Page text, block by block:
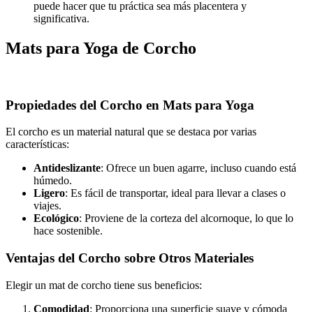
puede hacer que tu práctica sea más placentera y
significativa.
Mats para Yoga de Corcho
Propiedades del Corcho en Mats para Yoga
El corcho es un material natural que se destaca por varias
características:
Antideslizante: Ofrece un buen agarre, incluso cuando está
húmedo.
Ligero: Es fácil de transportar, ideal para llevar a clases o
viajes.
Ecológico: Proviene de la corteza del alcornoque, lo que lo
hace sostenible.
Ventajas del Corcho sobre Otros Materiales
Elegir un mat de corcho tiene sus beneficios:
Comodidad: Proporciona una superficie suave y cómoda